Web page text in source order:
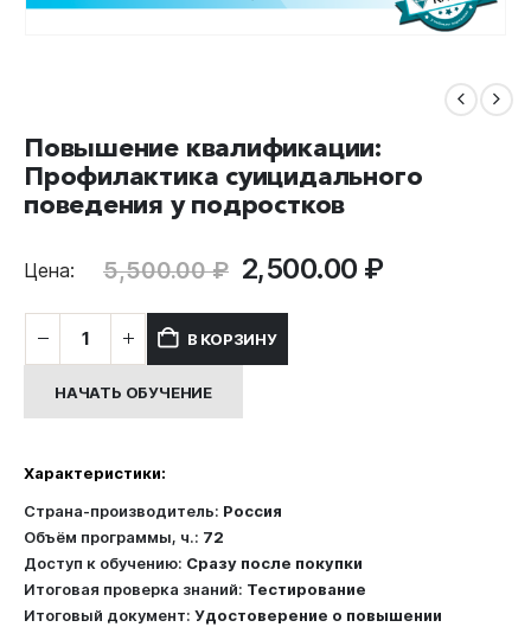
Повышение квалификации:
Профилактика суицидального
поведения у подростков
Цена: 5,500.00₽ Первоначальная
составляла
5,500.00 ₽.
2,500.00 ₽Текущая
квалификации:
поведения
у
подростков
В КОРЗИНУ
НАЧАТЬ ОБУЧЕНИЕ
Характеристики:
Страна-производитель: Россия
Объём программы, ч.: 72
Доступ к обучению: Сразу после покупки
Итоговая проверка знаний: Тестирование
Итоговый документ: Удостоверение о повышении